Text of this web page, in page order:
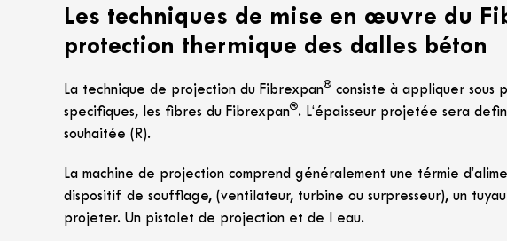
Les techniques de mise en œuvre du
protection thermique des dalles béton
La technique de projection du Fibrexpan® consiste à appliquer sous
specifiques, les fibres du Fibrexpan®. L‘épaisseur projetée sera
souhaitée (R).
La machine de projection comprend généralement une térmie
dispositif de soufflage, (ventilateur, turbine ou surpresseur), un
projeter. Un pistolet de projection et de l eau.